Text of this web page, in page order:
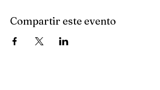
Compartir este evento